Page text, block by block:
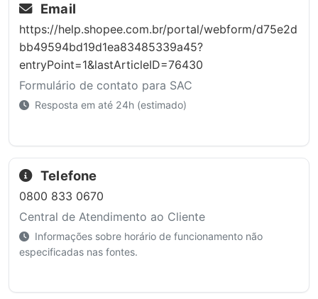
Email
https://help.shopee.com.br/portal/webform/d75e2d
bb49594bd19d1ea83485339a45?
entryPoint=1&lastArticleID=76430
Formulário de contato para SAC
Resposta em até 24h (estimado)
Telefone
0800 833 0670
Central de Atendimento ao Cliente
Informações sobre horário de funcionamento não
especificadas nas fontes.